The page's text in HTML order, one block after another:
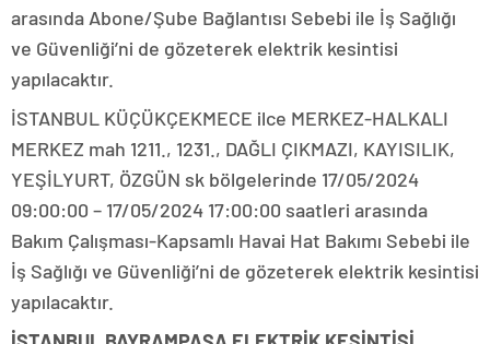
arasında Abone/Şube Bağlantısı Sebebi ile İş Sağlığı
ve Güvenliği’ni de gözeterek elektrik kesintisi
yapılacaktır.
İSTANBUL KÜÇÜKÇEKMECE ilce MERKEZ-HALKALI
MERKEZ mah 1211., 1231., DAĞLI ÇIKMAZI, KAYISILIK,
YEŞİLYURT, ÖZGÜN sk bölgelerinde 17/05/2024
09:00:00 – 17/05/2024 17:00:00 saatleri arasında
Bakım Çalışması-Kapsamlı Havai Hat Bakımı Sebebi ile
İş Sağlığı ve Güvenliği’ni de gözeterek elektrik kesintisi
yapılacaktır.